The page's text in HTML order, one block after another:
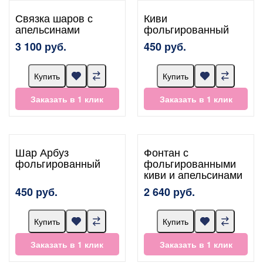
Связка шаров с
апельсинами
3 100 руб.
Купить
Заказать в 1 клик
Киви
фольгированный
450 руб.
Купить
Заказать в 1 клик
Шар Арбуз
фольгированный
450 руб.
Купить
Заказать в 1 клик
Фонтан с
фольгированными
киви и апельсинами
2 640 руб.
Купить
Заказать в 1 клик